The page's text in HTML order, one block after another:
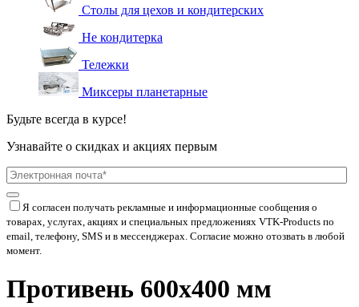
Столы для цехов и кондитерских
Не кондитерка
Тележки
Миксеры планетарные
Будьте всегда в курсе!
Узнавайте о скидках и акциях первым
Я согласен получать рекламные и информационные сообщения о
товарах, услугах, акциях и специальных предложениях VTK-Products по
email, телефону, SMS и в мессенджерах. Согласие можно отозвать в любой
момент.
Противень 600х400 мм